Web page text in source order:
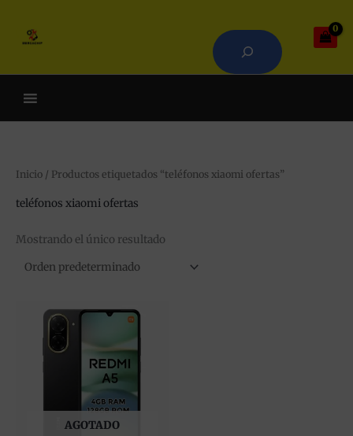
contenido
Inicio / Productos etiquetados “teléfonos xiaomi ofertas”
teléfonos xiaomi ofertas
Mostrando el único resultado
AGOTADO